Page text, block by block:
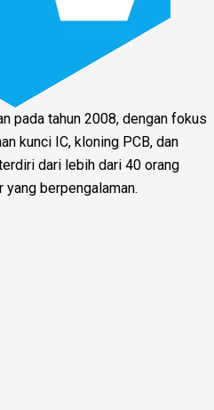
pada tahun 2008, dengan fokus
kunci IC, kloning PCB, dan
dari lebih dari 40 orang
berpengalaman.